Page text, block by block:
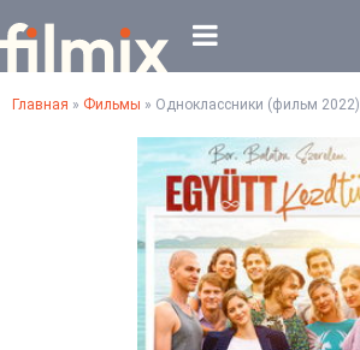
Главная » Фильмы » Одноклассники (фильм 2022)